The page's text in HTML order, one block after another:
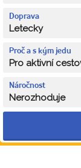
Doprava
Letecky
Proč a s kým jedu
Pro aktivní
Náročnost
Nerozhoduje